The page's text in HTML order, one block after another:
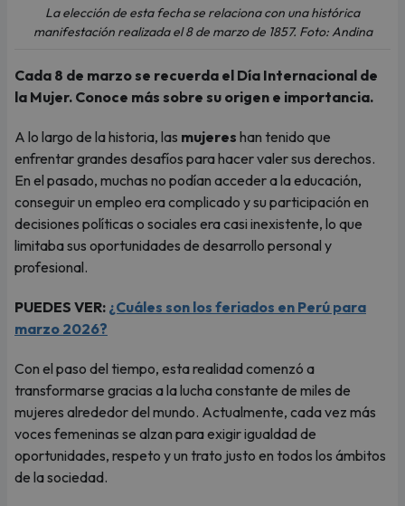
La elección de esta fecha se relaciona con una histórica
manifestación realizada el 8 de marzo de 1857. Foto: Andina
Cada 8 de marzo se recuerda el Día Internacional de
la Mujer. Conoce más sobre su origen e importancia.
A lo largo de la historia, las mujeres han tenido que
enfrentar grandes desafíos para hacer valer sus derechos.
En el pasado, muchas no podían acceder a la educación,
conseguir un empleo era complicado y su participación en
decisiones políticas o sociales era casi inexistente, lo que
limitaba sus oportunidades de desarrollo personal y
profesional.
PUEDES VER: ¿Cuáles son los feriados en Perú para
marzo 2026?
Con el paso del tiempo, esta realidad comenzó a
transformarse gracias a la lucha constante de miles de
mujeres alrededor del mundo. Actualmente, cada vez más
voces femeninas se alzan para exigir igualdad de
oportunidades, respeto y un trato justo en todos los ámbitos
de la sociedad.